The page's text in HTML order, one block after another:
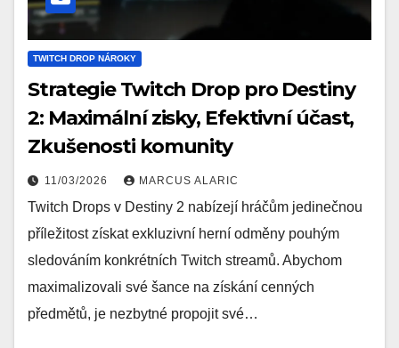
TWITCH DROP NÁROKY
Strategie Twitch Drop pro Destiny
2: Maximální zisky, Efektivní účast,
Zkušenosti komunity
11/03/2026 MARCUS ALARIC
Twitch Drops v Destiny 2 nabízejí hráčům jedinečnou
příležitost získat exkluzivní herní odměny pouhým
sledováním konkrétních Twitch streamů. Abychom
maximalizovali své šance na získání cenných
předmětů, je nezbytné propojit své…